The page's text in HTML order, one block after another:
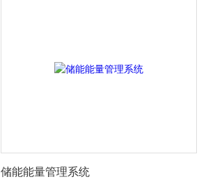
储能能量管理系统